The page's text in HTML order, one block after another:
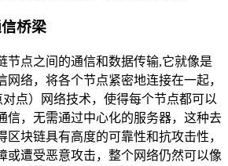
桥梁
节点之间的通信和数据传输,它就像是
网络，将各个节点紧密地连接在一起，
对点）网络技术，使得每个节点都可以
信，无需通过中心化的服务器，这种去
区块链具有高度的可靠性和抗攻击性，
或遭受恶意攻击，整个网络仍然可以像